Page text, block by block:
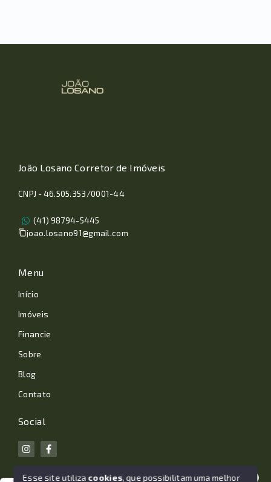
João Losano Corretor de Imóveis
CNPJ - 46.505.353/0001-44
(41) 98794-5445
joao.losano91@gmail.com
Menu
Início
Imóveis
Financie
Sobre
Blog
Contato
Social
Esse site utiliza cookies, que possibilitam uma melhor